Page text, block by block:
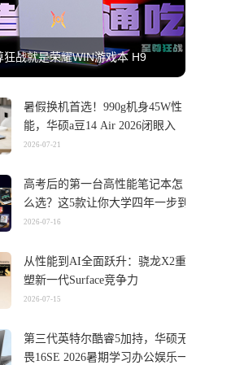
狂战就是荣耀WIN游戏本 H9
暑假换机首选！990g机身45W性
能，华硕a豆14 Air 2026闭眼入
2026-07-21
高考后的第一台高性能笔记本怎
么选？这5款让你大学四年一步到
位
2026-07-16
从性能到AI全面跃升：骁龙X2重
塑新一代Surface竞争力
2026-07-15
第三代英特尔酷睿5加持，华硕无
畏16SE 2026暑期学习办公娱乐一